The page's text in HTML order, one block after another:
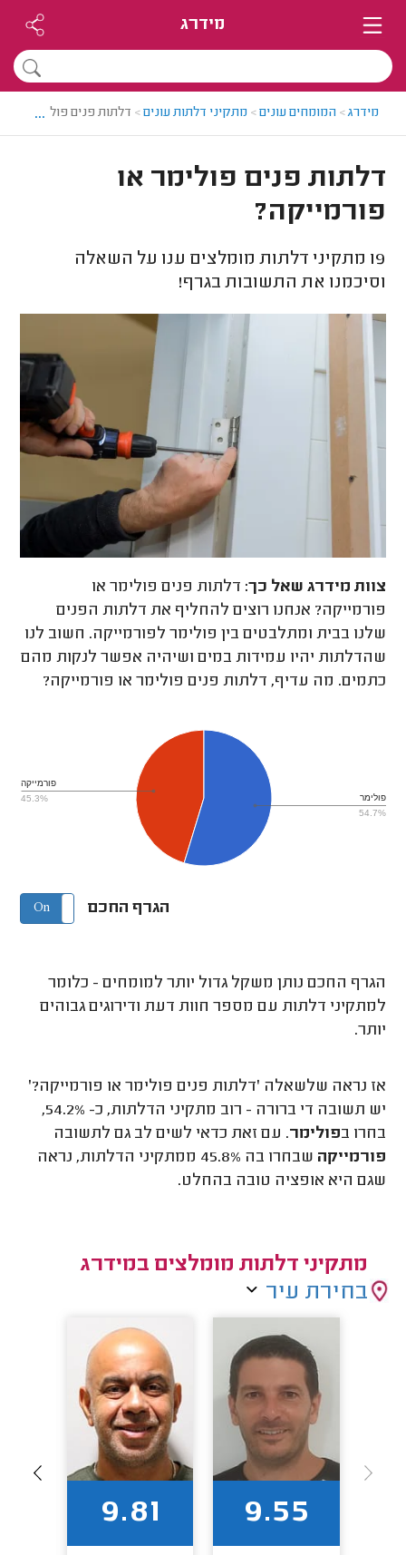
מידרג
מידרג> המומחים עונים> מתקיני דלתות עונים> דלתות פנים פולימר או
...
דלתות פנים פולימר או
פורמייקה?
19 מתקיני דלתות מומלצים ענו על השאלה
וסיכמנו את התשובות בגרף!
צוות מידרג שאל כך: דלתות פנים פולימר או
פורמייקה? אנחנו רוצים להחליף את דלתות הפנים
שלנו בבית ומתלבטים בין פולימר לפורמייקה. חשוב לנו
שהדלתות יהיו עמידות במים ושיהיה אפשר לנקות מהם
כתמים. מה עדיף, דלתות פנים פולימר או פורמייקה?
פולימר
54.7%
פורמייקה
45.3%
הגרף החכם On Off
הגרף החכם נותן משקל גדול יותר למומחים - כלומר
למתקיני דלתות עם מספר חוות דעת ודירוגים גבוהים
יותר.
אז נראה שלשאלה 'דלתות פנים פולימר או פורמייקה?'
יש תשובה די ברורה - רוב מתקיני הדלתות, כ- 54.2%,
בחרו בפולימר. עם זאת כדאי לשים לב גם לתשובה
פורמייקה
שבחרו בה 45.8% ממתקיני הדלתות, נראה
שגם היא אופציה טובה בהחלט.
מתקיני דלתות מומלצים במידרג
בחירת עיר
9.55
9.81